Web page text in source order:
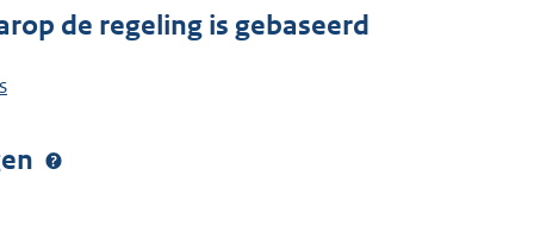
de regeling is gebaseerd